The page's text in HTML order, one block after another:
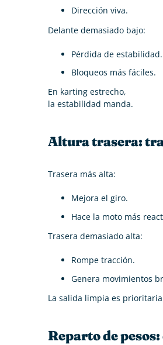
Dirección viva.
Delante demasiado bajo:
Pérdida de estabilidad.
Bloqueos más fáciles.
En karting estrecho,
la estabilidad manda.
Altura trasera:
Trasera más alta:
Mejora el giro.
Hace la moto más
Trasera demasiado alta:
Rompe tracción.
Genera movimientos
La salida limpia es
Reparto de